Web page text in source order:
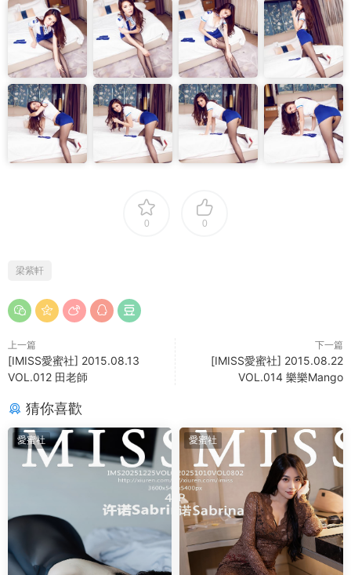
0 0
梁紫軒
上一篇
[IMISS愛蜜社] 2015.08.13
VOL.012 田老師
下一篇
[IMISS愛蜜社] 2015.08.22
VOL.014 樂樂Mango
猜你喜歡
愛蜜社 愛蜜社